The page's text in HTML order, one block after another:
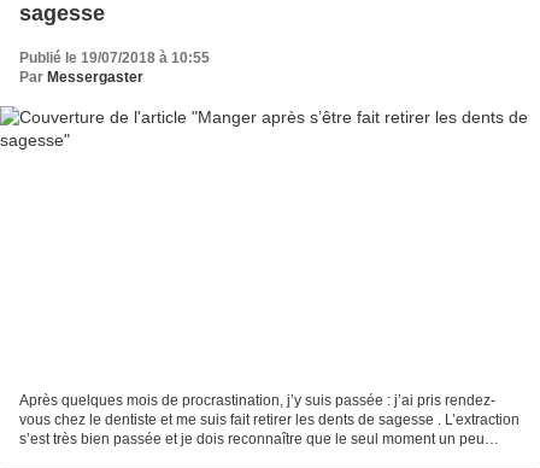
sagesse
Publié le 19/07/2018 à 10:55
Par Messergaster
Après quelques mois de procrastination, j’y suis passée : j’ai pris rendez-
vous chez le dentiste et me suis fait retirer les dents de sagesse . L’extraction
s’est très bien passée et je dois reconnaître que le seul moment un peu